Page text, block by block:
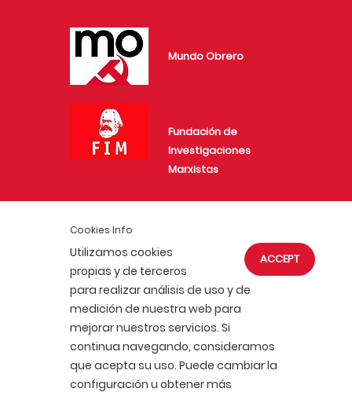
Cookies Info
ACCEPT
Utilizamos cookies
propias y de terceros
para realizar análisis de uso y de
medición de nuestra web para
mejorar nuestros servicios. Si
continua navegando, consideramos
que acepta su uso. Puede cambiar la
configuración u obtener más
Mundo Obrero
Fundación de
Investigaciones
Marxistas
Juventud Comunista
PRIVACY POLICY
PORTAL DE TRANSPARENCIA